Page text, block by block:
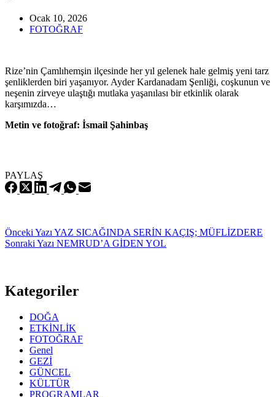
Ocak 10, 2026
FOTOĞRAF
Rize’nin Çamlıhemşin ilçesinde her yıl gelenek hale gelmiş yeni tarz
şenliklerden biri yaşanıyor. Ayder Kardanadam Şenliği, coşkunun ve
neşenin zirveye ulaştığı mutlaka yaşanılası bir etkinlik olarak
karşımızda…
Metin ve fotoğraf: İsmail Şahinbaş
PAYLAŞ
Önceki Yazı YAZ SICAĞINDA SERİN KAÇIŞ; MÜFLİZDERE
Sonraki Yazı NEMRUD’A GİDEN YOL
Kategoriler
DOĞA
ETKİNLİK
FOTOĞRAF
Genel
GEZİ
GÜNCEL
KÜLTÜR
PROGRAMLAR